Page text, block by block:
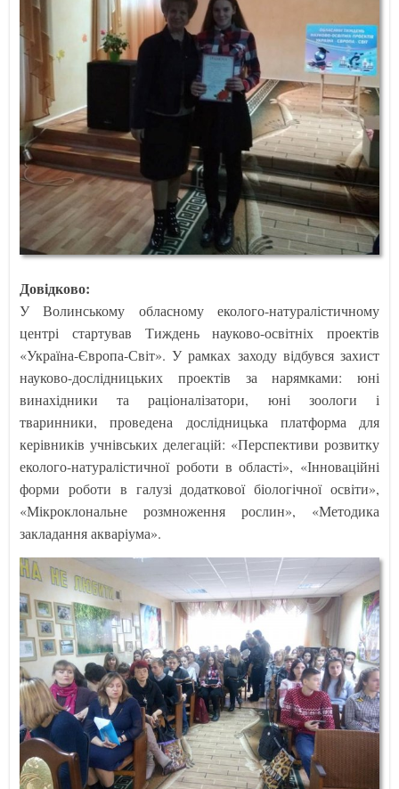
Довідково:
У Волинському обласному еколого-натуралістичному
центрі стартував Тиждень науково-освітніх проектів
«Україна-Європа-Світ». У рамках заходу відбувся захист
науково-дослідницьких проектів за нарямками: юні
винахідники та раціоналізатори, юні зоологи і
тваринники, проведена дослідницька платформа для
керівників учнівських делегацій: «Перспективи розвитку
еколого-натуралістичної роботи в області», «Інноваційні
форми роботи в галузі додаткової біологічної освіти»,
«Мікроклональне розмноження рослин», «Методика
закладання акваріума».